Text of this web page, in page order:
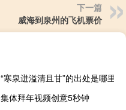
下一篇
威海到泉州的飞机票价
“寒泉迸溢清且甘”的出处是哪里
集体拜年视频创意5秒钟